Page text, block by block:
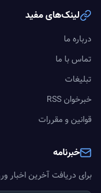
لینک‌های مفید
درباره ما
تماس با ما
تبلیغات
خبرخوان RSS
قوانین و مقررات
خبرنامه
برای دریافت آخرین اخبار